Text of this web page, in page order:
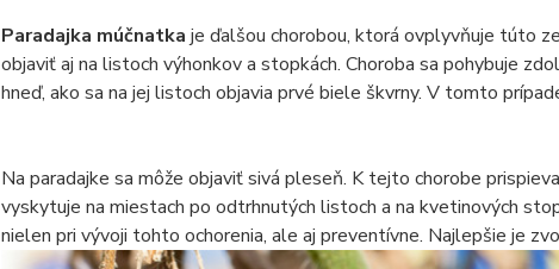
Paradajka múčnatka je ďalšou chorobou, ktorá ovplyvňuje túto
objaviť aj na listoch výhonkov a stopkách. Choroba sa pohybuje
hneď, ako sa na jej listoch objavia prvé biele škvrny. V tomto
Na paradajke sa môže objaviť sivá pleseň. K tejto chorobe
vyskytuje na miestach po odtrhnutých listoch a na kvetinových
nielen pri vývoji tohto ochorenia, ale aj preventívne. Najlepšie je